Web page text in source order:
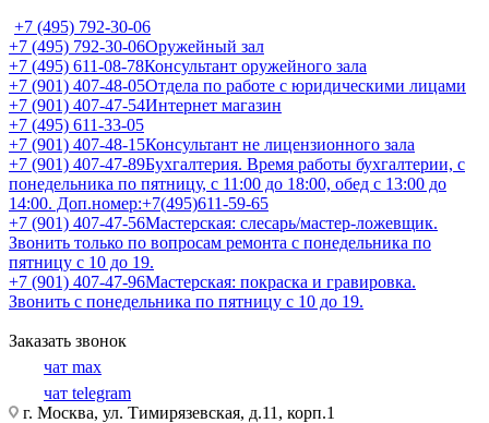
+7 (495) 792-30-06
+7 (495) 792-30-06Оружейный зал
+7 (495) 611-08-78Консультант оружейного зала
+7 (901) 407-48-05Отдела по работе с юридическими лицами
+7 (901) 407-47-54Интернет магазин
+7 (495) 611-33-05
+7 (901) 407-48-15Консультант не лицензионного зала
+7 (901) 407-47-89Бухгалтерия. Время работы бухгалтерии, с
понедельника по пятницу, с 11:00 до 18:00, обед с 13:00 до
14:00. Доп.номер:+7(495)611-59-65
+7 (901) 407-47-56Мастерская: слесарь/мастер-ложевщик.
Звонить только по вопросам ремонта с понедельника по
пятницу с 10 до 19.
+7 (901) 407-47-96Мастерская: покраска и гравировка.
Звонить с понедельника по пятницу с 10 до 19.
Заказать звонок
чат max
чат telegram
г. Москва, ул. Тимирязевская, д.11, корп.1